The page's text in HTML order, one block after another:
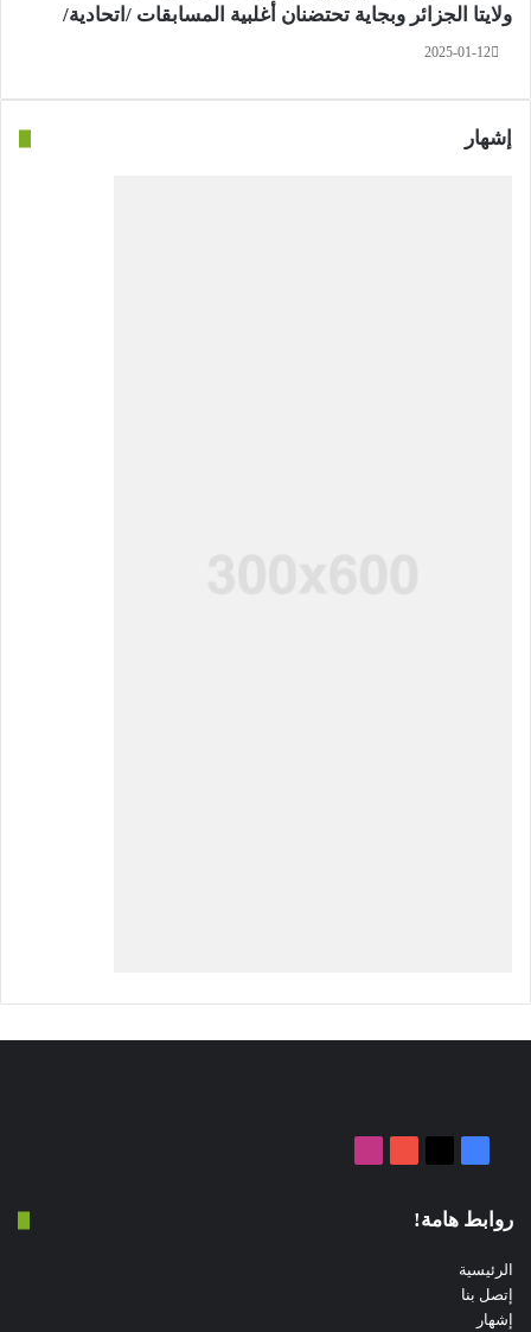
ولايتا الجزائر وبجاية تحتضنان أغلبية المسابقات /اتحادية/
2025-01-12
إشهار
روابط هامة!
الرئيسية
إتصل بنا
إشهار